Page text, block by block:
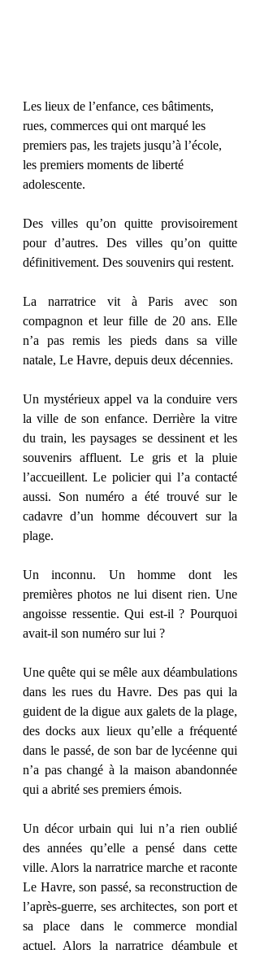
Les lieux de l’enfance, ces bâtiments,
rues, commerces qui ont marqué les
premiers pas, les trajets jusqu’à l’école,
les premiers moments de liberté
adolescente.
Des villes qu’on quitte provisoirement
pour d’autres. Des villes qu’on quitte
définitivement. Des souvenirs qui restent.
La narratrice vit à Paris avec son
compagnon et leur fille de 20 ans. Elle
n’a pas remis les pieds dans sa ville
natale, Le Havre, depuis deux décennies.
Un mystérieux appel va la conduire vers
la ville de son enfance. Derrière la vitre
du train, les paysages se dessinent et les
souvenirs affluent. Le gris et la pluie
l’accueillent. Le policier qui l’a contacté
aussi. Son numéro a été trouvé sur le
cadavre d’un homme découvert sur la
plage.
Un inconnu. Un homme dont les
premières photos ne lui disent rien. Une
angoisse ressentie. Qui est-il ? Pourquoi
avait-il son numéro sur lui ?
Une quête qui se mêle aux déambulations
dans les rues du Havre. Des pas qui la
guident de la digue aux galets de la plage,
des docks aux lieux qu’elle a fréquenté
dans le passé, de son bar de lycéenne qui
n’a pas changé à la maison abandonnée
qui a abrité ses premiers émois.
Un décor urbain qui lui n’a rien oublié
des années qu’elle a pensé dans cette
ville. Alors la narratrice marche et raconte
Le Havre, son passé, sa reconstruction de
l’après-guerre, ses architectes, son port et
sa place dans le commerce mondial
actuel. Alors la narratrice déambule et